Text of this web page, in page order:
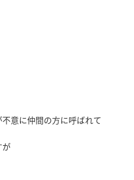
意に仲間の方に呼ばれて
が